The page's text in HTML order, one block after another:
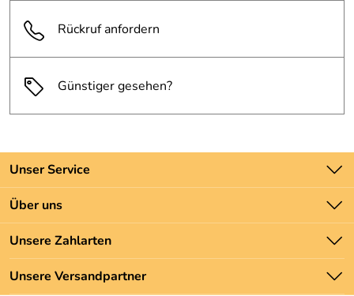
Rückruf anfordern
Günstiger gesehen?
Unser Service
Kontakt
Batteriegesetz
Newsletter
Zahlung und Versand
Über uns
Unsere Bestseller
Marken
Neu
Unsere Zahlarten
Unsere Versandpartner